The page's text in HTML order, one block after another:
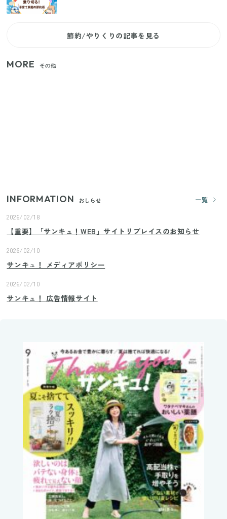
節約/やりくりの記事を見る
MORE その他
INFORMATION おしらせ
一覧
2026/02/18
【重要】「サンキュ！WEB」サイトリプレイスのお知らせ
2026/02/10
サンキュ！ メディアポリシー
2026/02/10
サンキュ！ 広告情報サイト